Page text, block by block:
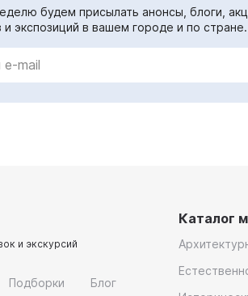
будем присылать анонсы, блоги,
и экспозиций в вашем городе и по стране.
и экскурсий
Подборки Блог
Каталог